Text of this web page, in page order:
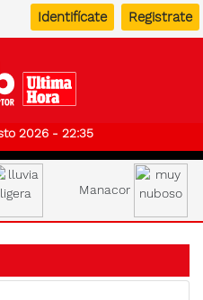
Identifícate Registrate
2026 - 22:35
Manacor